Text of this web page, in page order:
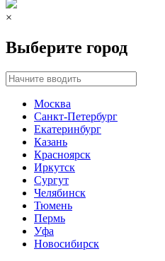
×
Выберите город
Москва
Санкт-Петербург
Екатеринбург
Казань
Красноярск
Иркутск
Сургут
Челябинск
Тюмень
Пермь
Уфа
Новосибирск